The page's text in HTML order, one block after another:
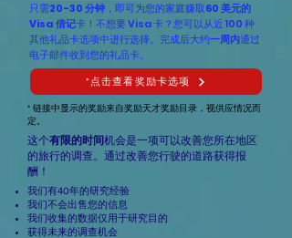
只需20-30 分钟 ，即可为您的家庭赚取60 美元的
Visa 借记卡！不想要 Visa 卡？您可以从近 100 种
其他礼品卡选项中进行选择。完成后大约一周内通过
电子邮件收到您的礼品卡。
*点击查看奖励卡选项
* 链接中显示的奖励来自奖励天才奖励目录，视供应情况而
定。
这个有限的时间机会是一项可以改善您所在地区
的旅行的调查。通过改善您行驶的道路获得报
酬！
我们有40年的研究经验
我们不会出售您的信息
我们收集的数据仅用于研究目的
获得未来的调查机会